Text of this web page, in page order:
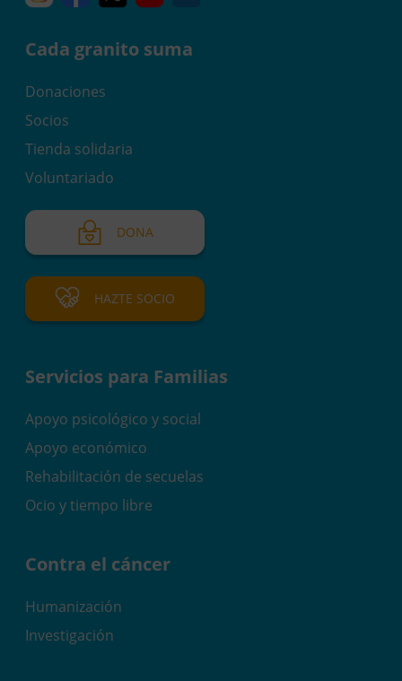
Cada granito suma
Donaciones
Socios
Tienda solidaria
Voluntariado
DONA
HAZTE SOCIO
Servicios para Familias
Apoyo psicológico y social
Apoyo económico
Rehabilitación de secuelas
Ocio y tiempo libre
Contra el cáncer
Humanización
Investigación